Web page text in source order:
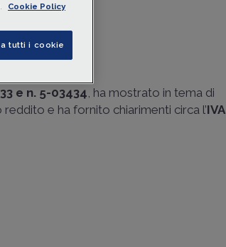
e n. 5-03434, ha mostrato in tema di
e ha fornito chiarimenti circa l’IVA
Cookie Policy
tutti i cookie